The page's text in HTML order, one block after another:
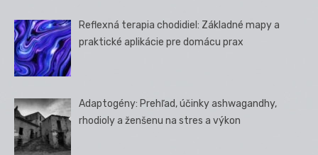
Reflexná terapia chodidiel: Základné mapy a
praktické aplikácie pre domácu prax
Adaptogény: Prehľad, účinky ashwagandhy,
rhodioly a ženšenu na stres a výkon